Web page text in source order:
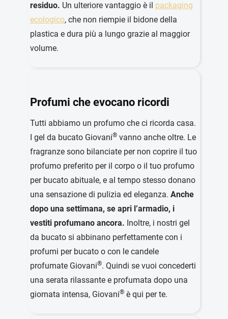
residuo. Un ulteriore vantaggio è il packaging
ecologico, che non riempie il bidone della
plastica e dura più a lungo grazie al maggior
volume.
Profumi che evocano ricordi
Tutti abbiamo un profumo che ci ricorda casa.
I gel da bucato Giovani® vanno anche oltre. Le
fragranze sono bilanciate per non coprire il tuo
profumo preferito per il corpo o il tuo profumo
per bucato abituale, e al tempo stesso donano
una sensazione di pulizia ed eleganza. Anche
dopo una settimana, se apri l’armadio, i
vestiti profumano ancora. Inoltre, i nostri gel
da bucato si abbinano perfettamente con i
profumi per bucato o con le candele
profumate Giovani®. Quindi se vuoi concederti
una serata rilassante e profumata dopo una
giornata intensa, Giovani® è qui per te.